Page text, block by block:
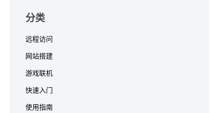
分类
远程访问
网站搭建
游戏联机
快速入门
使用指南